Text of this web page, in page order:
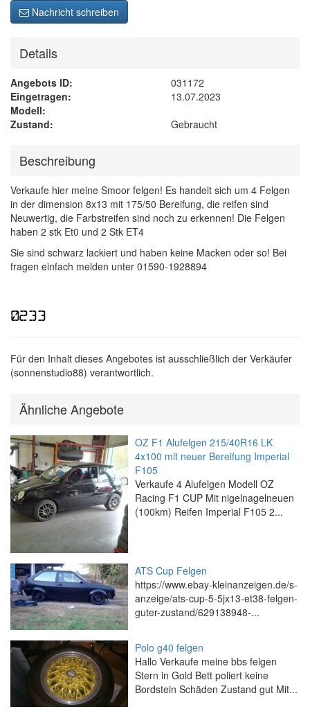
Nachricht schreiben
Details
Angebots ID:
031172
Eingetragen:
13.07.2023
Modell:
Zustand:
Gebraucht
Beschreibung
Verkaufe hier meine Smoor felgen! Es handelt sich um 4 Felgen
in der dimension 8x13 mit 175/50 Bereifung, die reifen sind
Neuwertig, die Farbstreifen sind noch zu erkennen! Die Felgen
haben 2 stk Et0 und 2 Stk ET4
Sie sind schwarz lackiert und haben keine Macken oder so! Bei
fragen einfach melden unter 01590-1928894
Für den Inhalt dieses Angebotes ist ausschließlich der Verkäufer
(sonnenstudio88) verantwortlich.
Ähnliche Angebote
OZ F1 Alufelgen 215/40R16 LK
4x100 mit neuer Bereifung Imperial
F105
Verkaufe 4 Alufelgen Modell OZ
Racing F1 CUP Mit nigelnagelneuen
(100km) Reifen Imperial F105 2...
ATS Cup Felgen
https://www.ebay-kleinanzeigen.de/s-
anzeige/ats-cup-5-5jx13-et38-felgen-
guter-zustand/629138948-...
Polo g40 felgen
Hallo Verkaufe meine bbs felgen
Stern in Gold Bett poliert keine
Bordstein Schäden Zustand gut Mit...